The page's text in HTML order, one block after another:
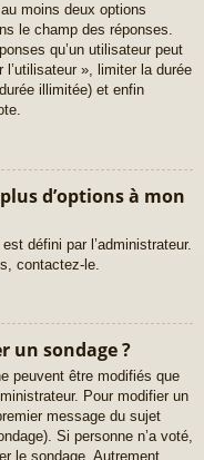
moins deux options
le champ des réponses.
qu’un utilisateur peut
», limiter la durée
illimitée) et enfin
d’options à mon
défini par l’administrateur.
contactez-le.
un sondage ?
peuvent être modifiés que
Pour modifier un
message du sujet
Si personne n’a voté,
le sondage. Autrement,